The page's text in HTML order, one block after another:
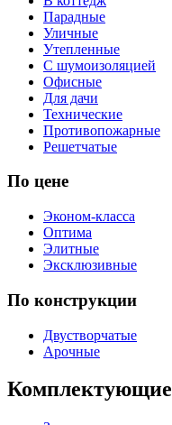
Парадные
Уличные
Утепленные
С шумоизоляцией
Офисные
Для дачи
Технические
Противопожарные
Решетчатые
По цене
Эконом-класса
Оптима
Элитные
Эксклюзивные
По конструкции
Двустворчатые
Арочные
Комплектующие